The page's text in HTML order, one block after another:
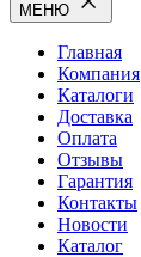
МЕНЮ
Главная
Компания
Каталоги
Доставка
Оплата
Отзывы
Гарантия
Контакты
Новости
Каталог